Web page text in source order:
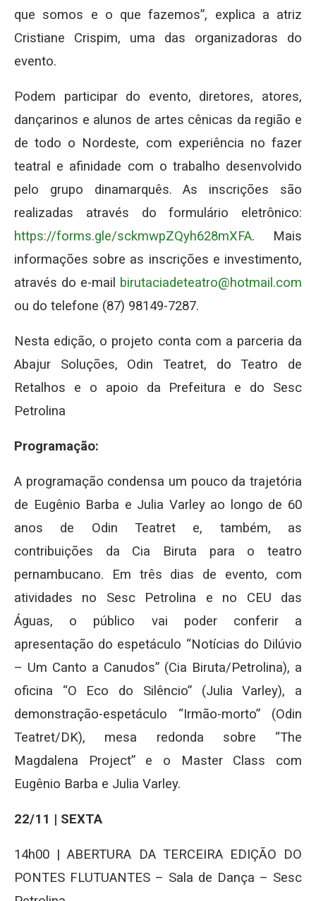
que somos e o que fazemos”, explica a atriz
Cristiane Crispim, uma das organizadoras do
evento.
Podem participar do evento, diretores, atores,
dançarinos e alunos de artes cênicas da região e
de todo o Nordeste, com experiência no fazer
teatral e afinidade com o trabalho desenvolvido
pelo grupo dinamarquês. As inscrições são
realizadas através do formulário eletrônico:
https://forms.gle/sckmwpZQyh628mXFA. Mais
informações sobre as inscrições e investimento,
através do e-mail birutaciadeteatro@hotmail.com
ou do telefone (87) 98149-7287.
Nesta edição, o projeto conta com a parceria da
Abajur Soluções, Odin Teatret, do Teatro de
Retalhos e o apoio da Prefeitura e do Sesc
Petrolina
Programação:
A programação condensa um pouco da trajetória
de Eugênio Barba e Julia Varley ao longo de 60
anos de Odin Teatret e, também, as
contribuições da Cia Biruta para o teatro
pernambucano. Em três dias de evento, com
atividades no Sesc Petrolina e no CEU das
Águas, o público vai poder conferir a
apresentação do espetáculo “Notícias do Dilúvio
– Um Canto a Canudos” (Cia Biruta/Petrolina), a
oficina “O Eco do Silêncio” (Julia Varley), a
demonstração-espetáculo “Irmão-morto” (Odin
Teatret/DK), mesa redonda sobre “The
Magdalena Project” e o Master Class com
Eugênio Barba e Julia Varley.
22/11 | SEXTA
14h00 | ABERTURA DA TERCEIRA EDIÇÃO DO
PONTES FLUTUANTES – Sala de Dança – Sesc